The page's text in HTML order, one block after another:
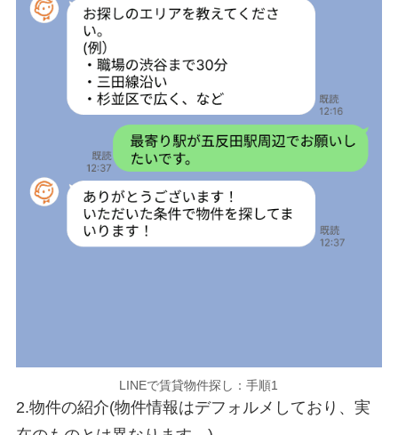
LINEで賃貸物件探し：手順1
2.物件の紹介(物件情報はデフォルメしており、実